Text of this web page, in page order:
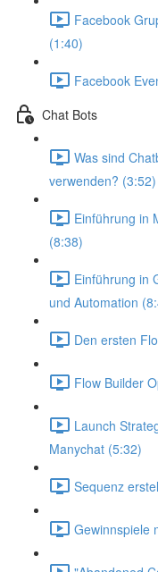
Facebook
(1:40)
Facebook
Chat Bots
Was sind
verwenden? (3:52)
Einführung in
(8:38)
Einführung in
und Automation
Den ersten
Flow Builder
Launch
Manychat (5:32)
Sequenz
Gewinnspiele